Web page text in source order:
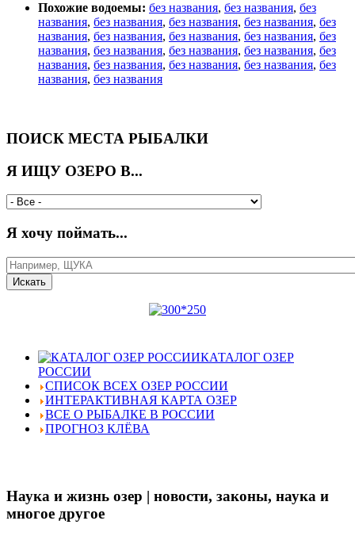
Похожие водоемы: без названия, без названия, без
названия, без названия, без названия, без названия, без
названия, без названия, без названия, без названия, без
названия, без названия, без названия, без названия, без
названия, без названия, без названия, без названия, без
названия, без названия
ПОИСК МЕСТА РЫБАЛКИ
Я ИЩУ ОЗЕРО В...
Я хочу поймать...
КАТАЛОГ ОЗЕР
РОССИИ
СПИСОК ВСЕХ ОЗЕР РОССИИ
ИНТЕРАКТИВНАЯ КАРТА ОЗЕР
ВСЕ О РЫБАЛКЕ В РОССИИ
ПРОГНОЗ КЛЁВА
Наука и жизнь озер | новости, законы, наука и
многое другое